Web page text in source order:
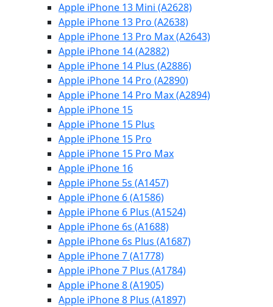
Apple iPhone 13 Mini (A2628)
Apple iPhone 13 Pro (A2638)
Apple iPhone 13 Pro Max (A2643)
Apple iPhone 14 (A2882)
Apple iPhone 14 Plus (A2886)
Apple iPhone 14 Pro (A2890)
Apple iPhone 14 Pro Max (A2894)
Apple iPhone 15
Apple iPhone 15 Plus
Apple iPhone 15 Pro
Apple iPhone 15 Pro Max
Apple iPhone 16
Apple iPhone 5s (A1457)
Apple iPhone 6 (A1586)
Apple iPhone 6 Plus (A1524)
Apple iPhone 6s (A1688)
Apple iPhone 6s Plus (A1687)
Apple iPhone 7 (A1778)
Apple iPhone 7 Plus (A1784)
Apple iPhone 8 (A1905)
Apple iPhone 8 Plus (A1897)